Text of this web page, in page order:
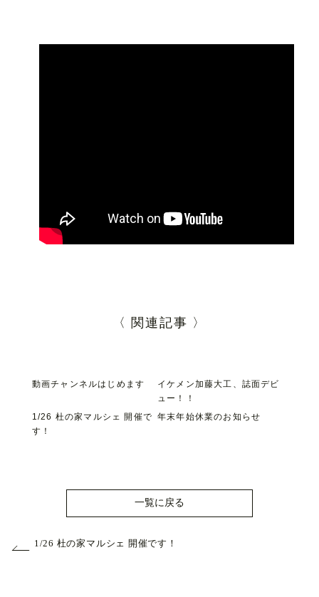
〈 関連記事 〉
動画チャンネルはじめます
イケメン加藤大工、誌面デビ
ュー！！
1/26 杜の家マルシェ 開催で
す！
年末年始休業のお知らせ
一覧に戻る
1/26 杜の家マルシェ 開催です！